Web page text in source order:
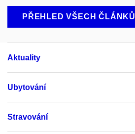
PŘEHLED VŠECH ČLÁNKŮ
Aktuality
Ubytování
Stravování